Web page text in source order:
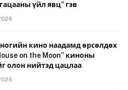
үйл явц” гэв
кино наадамд өрсөлдөх
on the Moon” киноны
олон нийтэд цацлаа